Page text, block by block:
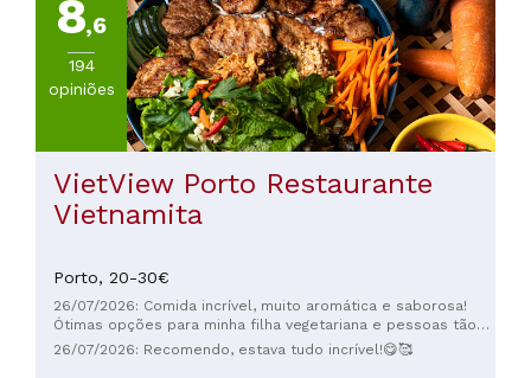
8,6
194
opiniões
VietView Porto Restaurante
Vietnamita
Porto, 20-30€
26/07/2026: Comida incrível, muito aromática e saborosa!
Ótimas opções para minha filha vegetariana e pessoas tão
simpáticas que nos fizeram sentir super bem-vindos!
26/07/2026: Recomendo, estava tudo incrível!😋🥰